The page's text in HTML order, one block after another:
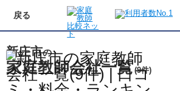
戻る
新庄市の
家庭教師会社一覧 (9件)